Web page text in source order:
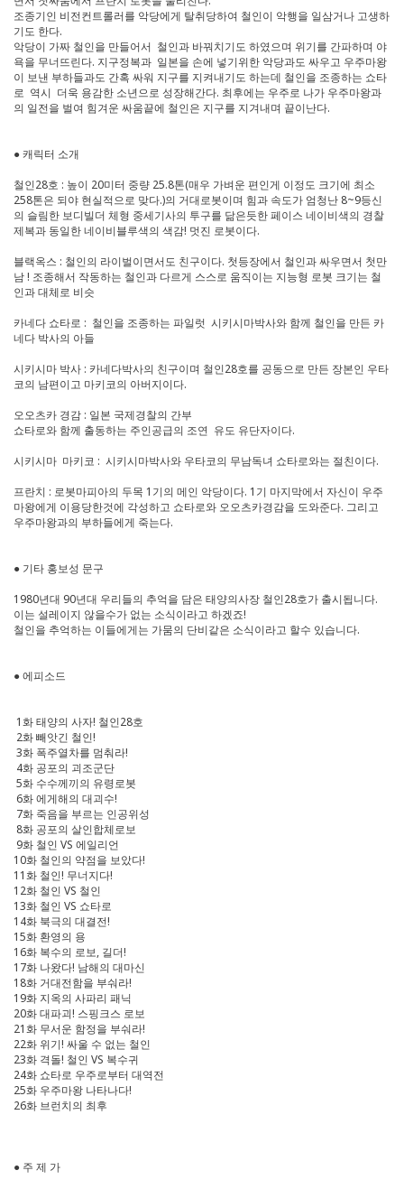
조종기인 비전컨트롤러를 악당에게 탈취당하여 철인이 악행을 일삼거나 고생하
기도 한다.
악당이 가짜 철인을 만들어서 철인과 바꿔치기도 하였으며 위기를 간파하며 야
욕을 무너뜨린다. 지구정복과 일본을 손에 넣기위한 악당과도 싸우고 우주마왕
이 보낸 부하들과도 간혹 싸워 지구를 지켜내기도 하는데 철인을 조종하는 쇼타
로 역시 더욱 용감한 소년으로 성장해간다. 최후에는 우주로 나가 우주마왕과
의 일전을 벌여 힘겨운 싸움끝에 철인은 지구를 지겨내며 끝이난다.
● 캐릭터 소개
철인28호 : 높이 20미터 중량 25.8톤(매우 가벼운 편인게 이정도 크기에 최소
258톤은 되야 현실적으로 맞다.)의 거대로봇이며 힘과 속도가 엄청난 8~9등신
의 슬림한 보디빌더 체형 중세기사의 투구를 닮은듯한 페이스 네이비색의 경찰
제복과 동일한 네이비블루색의 색감! 멋진 로봇이다.
블랙옥스 : 철인의 라이벌이면서도 친구이다. 첫등장에서 철인과 싸우면서 첫만
남 ! 조종해서 작동하는 철인과 다르게 스스로 움직이는 지능형 로봇 크기는 철
인과 대체로 비슷
카네다 쇼타로 : 철인을 조종하는 파일럿 시키시마박사와 함께 철인을 만든 카
네다 박사의 아들
시키시마 박사 : 카네다박사의 친구이며 철인28호를 공동으로 만든 장본인 우타
코의 남편이고 마키코의 아버지이다.
오오츠카 경감 : 일본 국제경찰의 간부
쇼타로와 함께 출동하는 주인공급의 조연 유도 유단자이다.
시키시마 마키코 : 시키시마박사와 우타코의 무남독녀 쇼타로와는 절친이다.
프란치 : 로봇마피아의 두목 1기의 메인 악당이다. 1기 마지막에서 자신이 우주
마왕에게 이용당한것에 각성하고 쇼타로와 오오츠카경감을 도와준다. 그리고
우주마왕과의 부하들에게 죽는다.
● 기타 홍보성 문구
1980년대 90년대 우리들의 추억을 담은 태양의사장 철인28호가 출시됩니다.
이는 설레이지 않을수가 없는 소식이라고 하겠죠!
철인을 추억하는 이들에게는 가뭄의 단비같은 소식이라고 할수 있습니다.
● 에피소드
1화 태양의 사자! 철인28호
2화 빼앗긴 철인!
3화 폭주열차를 멈춰라!
4화 공포의 괴조군단
5화 수수께끼의 유령로봇
6화 에게해의 대괴수!
7화 죽음을 부르는 인공위성
8화 공포의 살인합체로보
9화 철인 VS 에일리언
10화 철인의 약점을 보았다!
11화 철인! 무너지다!
12화 철인 VS 철인
13화 철인 VS 쇼타로
14화 북극의 대결전!
15화 환영의 용
16화 복수의 로보, 길더!
17화 나왔다! 남해의 대마신
18화 거대전함을 부숴라!
19화 지옥의 사파리 패닉
20화 대파괴! 스핑크스 로보
21화 무서운 함정을 부숴라!
22화 위기! 싸울 수 없는 철인
23화 격돌! 철인 VS 복수귀
24화 쇼타로 우주로부터 대역전
25화 우주마왕 나타나다!
26화 브런치의 최후
● 주 제 가